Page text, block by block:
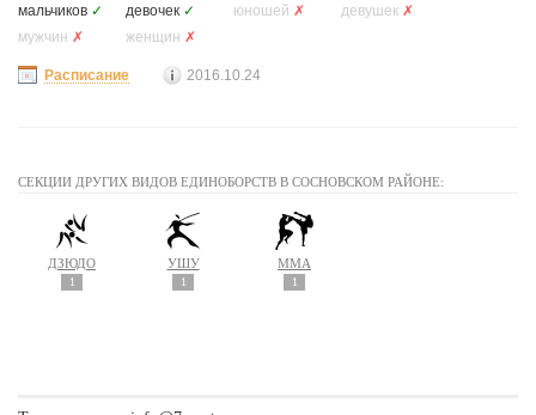
мальчиков ✓ девочек ✓ юношей ✗ девушек ✗
мужчин ✗ женщин ✗
Расписание 2016.10.24
СЕКЦИИ ДРУГИХ ВИДОВ ЕДИНОБОРСТВ В СОСНОВСКОМ РАЙОНЕ:
ДЗЮДО
1
УШУ
1
MMA
1